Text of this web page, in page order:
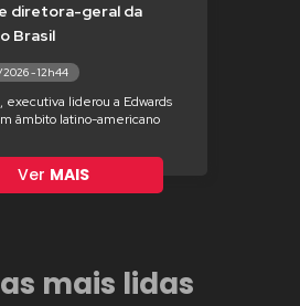
diretora-geral da
Brasil
- 12h44
liderou a Edwards
âmbito latino-americano
Ver MAIS
mais lidas